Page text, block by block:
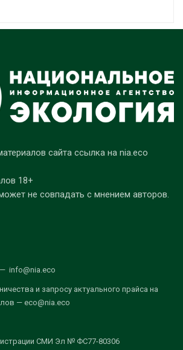
сайта ссылка на nia.eco
18+
не совпадать с мнением авторов.
info@nia.eco
и запросу актуального прайса на
— eco@nia.eco
СМИ Эл № ФС77-80306